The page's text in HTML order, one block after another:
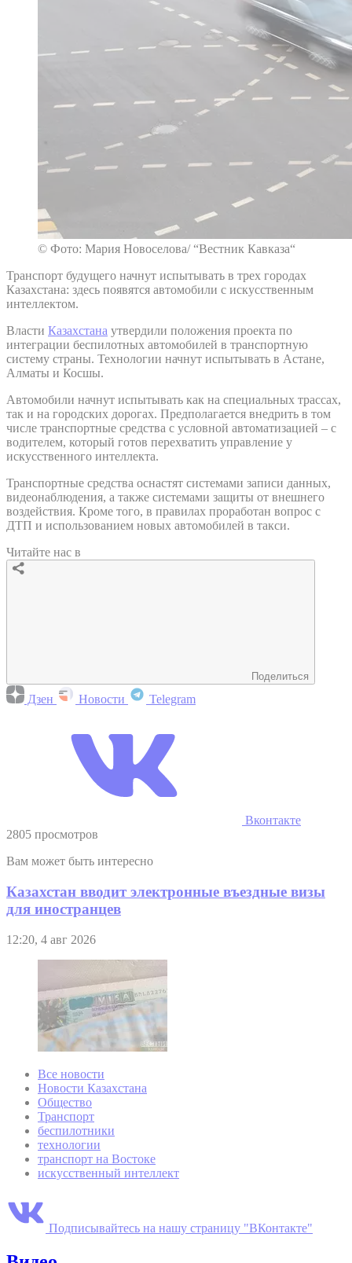
© Фото: Мария Новоселова/ “Вестник Кавказа“
Транспорт будущего начнут испытывать в трех городах
Казахстана: здесь появятся автомобили с искусственным
интеллектом.
Власти Казахстана утвердили положения проекта по
интеграции беспилотных автомобилей в транспортную
систему страны. Технологии начнут испытывать в Астане,
Алматы и Косшы.
Автомобили начнут испытывать как на специальных трассах,
так и на городских дорогах. Предполагается внедрить в том
числе транспортные средства с условной автоматизацией – с
водителем, который готов перехватить управление у
искусственного интеллекта.
Транспортные средства оснастят системами записи данных,
видеонаблюдения, а также системами защиты от внешнего
воздействия. Кроме того, в правилах проработан вопрос с
ДТП и использованием новых автомобилей в такси.
Читайте нас в
Поделиться
Дзен Новости Telegram
Вконтакте
2805 просмотров
Вам может быть интересно
Казахстан вводит электронные въездные визы
для иностранцев
12:20, 4 авг 2026
Все новости
Новости Казахстана
Общество
Транспорт
беспилотники
технологии
транспорт на Востоке
искусственный интеллект
Подписывайтесь на нашу страницу "ВКонтакте"